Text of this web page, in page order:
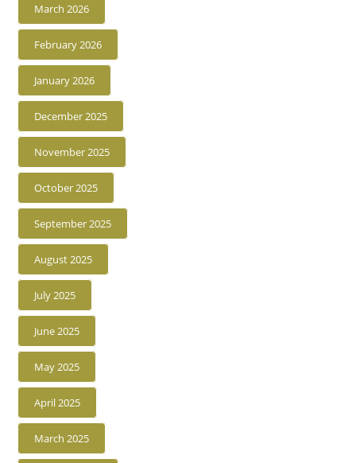
March 2026
February 2026
January 2026
December 2025
November 2025
October 2025
September 2025
August 2025
July 2025
June 2025
May 2025
April 2025
March 2025